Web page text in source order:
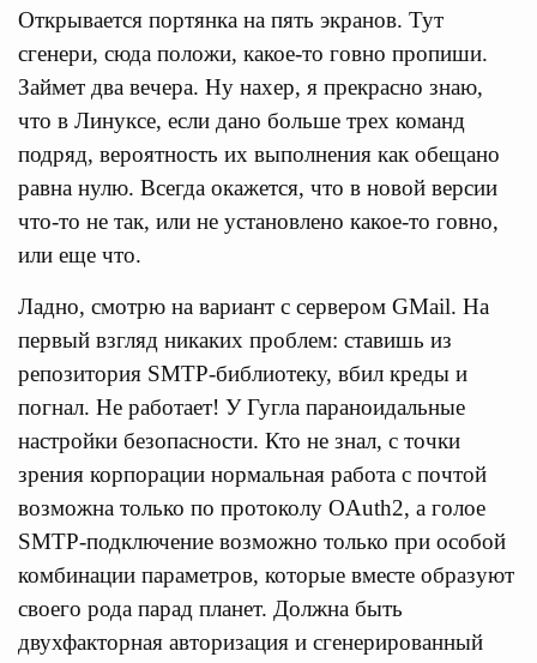
Открывается портянка на пять экранов. Тут
сгенери, сюда положи, какое-то говно пропиши.
Займет два вечера. Ну нахер, я прекрасно знаю,
что в Линуксе, если дано больше трех команд
подряд, вероятность их выполнения как обещано
равна нулю. Всегда окажется, что в новой версии
что-то не так, или не установлено какое-то говно,
или еще что.
Ладно, смотрю на вариант с сервером GMail. На
первый взгляд никаких проблем: ставишь из
репозитория SMTP-библиотеку, вбил креды и
погнал. Не работает! У Гугла параноидальные
настройки безопасности. Кто не знал, с точки
зрения корпорации нормальная работа с почтой
возможна только по протоколу OAuth2, а голое
SMTP-подключение возможно только при особой
комбинации параметров, которые вместе образуют
своего рода парад планет. Должна быть
двухфакторная авторизация и сгенерированный